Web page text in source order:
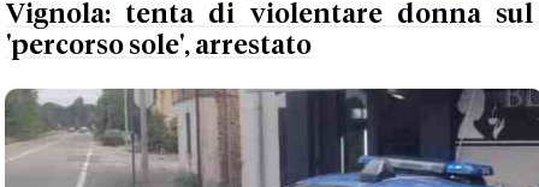
Vignola: tenta di violentare donna sul
'percorso sole', arrestato